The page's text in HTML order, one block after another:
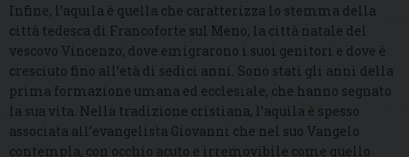
Infine, l’aquila è quella che caratterizza lo stemma della
città tedesca di Francoforte sul Meno, la città natale del
vescovo Vincenzo, dove emigrarono i suoi genitori e dove è
cresciuto fino all’età di sedici anni. Sono stati gli anni della
prima formazione umana ed ecclesiale, che hanno segnato
la sua vita. Nella tradizione cristiana, l’aquila è spesso
associata all’evangelista Giovanni che nel suo Vangelo
contempla, con occhio acuto e irremovibile come quello